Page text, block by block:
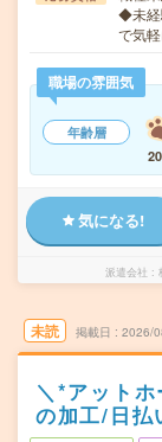
◆未経
で気
職場の雰囲気
年齢層
気になる!
派遣会社
未読 掲載日 2026/
＼*アット
の加工/日払